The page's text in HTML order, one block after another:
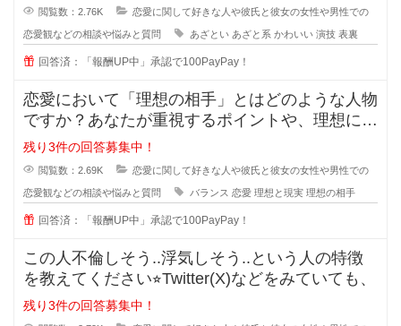
閲覧数：2.76K 恋愛に関して好きな人や彼氏と彼女の女性や男性での
恋愛観などの相談や悩みと質問 あざとい あざと系 かわいい 演技 表裏
回答済：「報酬UP中」承認で100PayPay！
恋愛において「理想の相手」とはどのような人物
ですか？あなたが重視するポイントや、理想に近
づくためのアドバイスがあれば教え
残り3件の回答募集中！
閲覧数：2.69K 恋愛に関して好きな人や彼氏と彼女の女性や男性での
恋愛観などの相談や悩みと質問 バランス 恋愛 理想と現実 理想の相手
回答済：「報酬UP中」承認で100PayPay！
この人不倫しそう..浮気しそう..という人の特徴
を教えてください⭐︎Twitter(X)などをみていても、
残り3件の回答募集中！